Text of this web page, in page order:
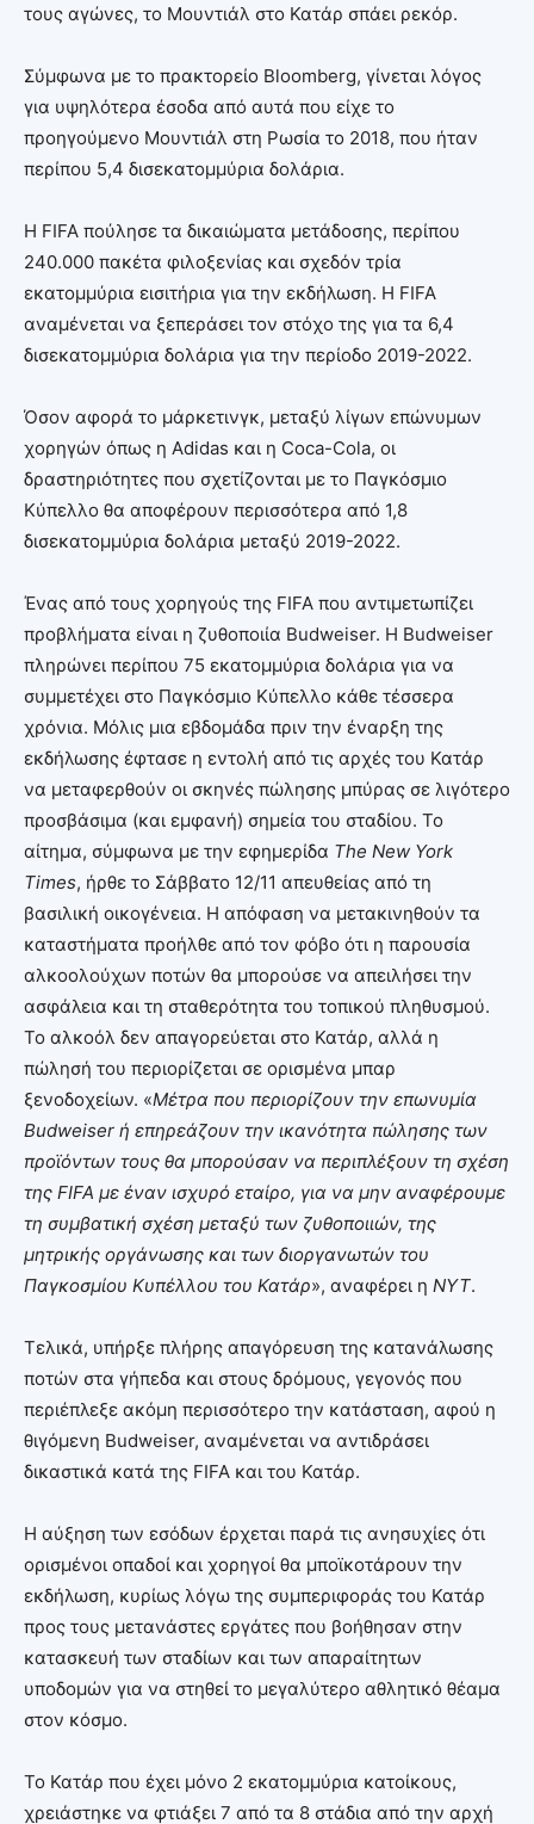
τους αγώνες, το Μουντιάλ στο Κατάρ σπάει ρεκόρ.
Σύμφωνα με το πρακτορείο Bloomberg, γίνεται λόγος
για υψηλότερα έσοδα από αυτά που είχε το
προηγούμενο Μουντιάλ στη Ρωσία το 2018, που ήταν
περίπου 5,4 δισεκατομμύρια δολάρια.
Η FIFA πούλησε τα δικαιώματα μετάδοσης, περίπου
240.000 πακέτα φιλοξενίας και σχεδόν τρία
εκατομμύρια εισιτήρια για την εκδήλωση. Η FIFA
αναμένεται να ξεπεράσει τον στόχο της για τα 6,4
δισεκατομμύρια δολάρια για την περίοδο 2019-2022.
Όσον αφορά το μάρκετινγκ, μεταξύ λίγων επώνυμων
χορηγών όπως η Adidas και η Coca-Cola, οι
δραστηριότητες που σχετίζονται με το Παγκόσμιο
Κύπελλο θα αποφέρουν περισσότερα από 1,8
δισεκατομμύρια δολάρια μεταξύ 2019-2022.
Ένας από τους χορηγούς της FIFA που αντιμετωπίζει
προβλήματα είναι η ζυθοποιία Budweiser. Η Budweiser
πληρώνει περίπου 75 εκατομμύρια δολάρια για να
συμμετέχει στο Παγκόσμιο Κύπελλο κάθε τέσσερα
χρόνια. Μόλις μια εβδομάδα πριν την έναρξη της
εκδήλωσης έφτασε η εντολή από τις αρχές του Κατάρ
να μεταφερθούν οι σκηνές πώλησης μπύρας σε λιγότερο
προσβάσιμα (και εμφανή) σημεία του σταδίου. Το
αίτημα, σύμφωνα με την εφημερίδα The New York
Times, ήρθε το Σάββατο 12/11 απευθείας από τη
βασιλική οικογένεια. Η απόφαση να μετακινηθούν τα
καταστήματα προήλθε από τον φόβο ότι η παρουσία
αλκοολούχων ποτών θα μπορούσε να απειλήσει την
ασφάλεια και τη σταθερότητα του τοπικού πληθυσμού.
Το αλκοόλ δεν απαγορεύεται στο Κατάρ, αλλά η
πώλησή του περιορίζεται σε ορισμένα μπαρ
ξενοδοχείων. «Μέτρα που περιορίζουν την επωνυμία
Budweiser ή επηρεάζουν την ικανότητα πώλησης των
προϊόντων τους θα μπορούσαν να περιπλέξουν τη σχέση
της FIFA με έναν ισχυρό εταίρο, για να μην αναφέρουμε
τη συμβατική σχέση μεταξύ των ζυθοποιιών, της
μητρικής οργάνωσης και των διοργανωτών του
Παγκοσμίου Κυπέλλου του Κατάρ», αναφέρει η NYT.
Τελικά, υπήρξε πλήρης απαγόρευση της κατανάλωσης
ποτών στα γήπεδα και στους δρόμους, γεγονός που
περιέπλεξε ακόμη περισσότερο την κατάσταση, αφού η
θιγόμενη Budweiser, αναμένεται να αντιδράσει
δικαστικά κατά της FIFA και του Κατάρ.
Η αύξηση των εσόδων έρχεται παρά τις ανησυχίες ότι
ορισμένοι οπαδοί και χορηγοί θα μποϊκοτάρουν την
εκδήλωση, κυρίως λόγω της συμπεριφοράς του Κατάρ
προς τους μετανάστες εργάτες που βοήθησαν στην
κατασκευή των σταδίων και των απαραίτητων
υποδομών για να στηθεί το μεγαλύτερο αθλητικό θέαμα
στον κόσμο.
Το Κατάρ που έχει μόνο 2 εκατομμύρια κατοίκους,
χρειάστηκε να φτιάξει 7 από τα 8 στάδια από την αρχή